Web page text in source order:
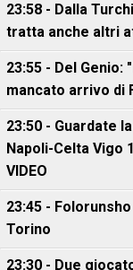
23:58 - Dalla
tratta anche altri
23:55 - Del Genio:
mancato arrivo di
23:50 - Guardate
Napoli-Celta Vigo
VIDEO
23:45 -
Torino
23:30 - Due